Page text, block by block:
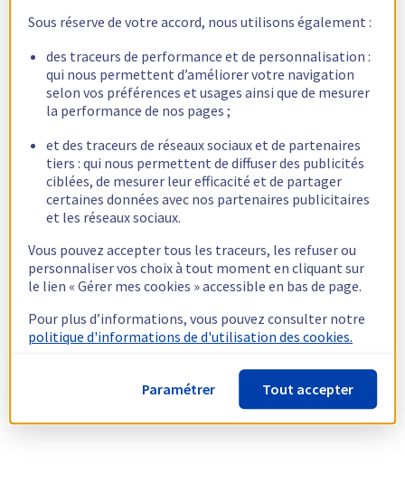
Sous réserve de votre accord, nous utilisons également :
des traceurs de performance et de personnalisation :
qui nous permettent d’améliorer votre navigation
selon vos préférences et usages ainsi que de mesurer
la performance de nos pages ;
et des traceurs de réseaux sociaux et de partenaires
tiers : qui nous permettent de diffuser des publicités
ciblées, de mesurer leur efficacité et de partager
certaines données avec nos partenaires publicitaires
et les réseaux sociaux.
Vous pouvez accepter tous les traceurs, les refuser ou
personnaliser vos choix à tout moment en cliquant sur
le lien « Gérer mes cookies » accessible en bas de page.
Pour plus d’informations, vous pouvez consulter notre
politique d'informations de d'utilisation des cookies.
Paramétrer Tout accepter